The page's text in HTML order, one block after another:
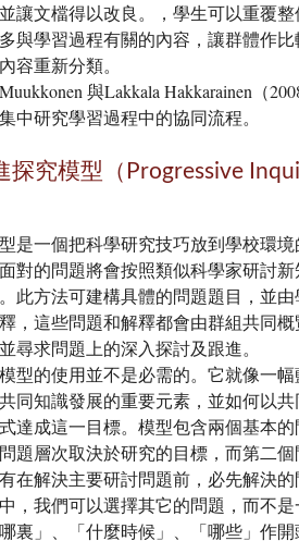
讓文檔得以改良。，學生可以重覆整
與學習過程有關的內容，讓群體作
容重新分類。
與Lakkala Hakkarainen（
中研究學習過程中的協同流程。
究模型（Progressive
是一個把科學研究技巧放到學校環
對的問題將會按照類似科學家研討
此方法可建構具體的問題題目，並
，這些問題和解釋都會由群組共同
尋求問題上的深入探討及跟進。
型的使用並不是必需的。它就像一
同知識發展的重要元素，並如何以
達成這一目標。模型包含兩個基本
題層次取決於研究的目標，而第二
在解決主要研討問題前，必先解決
，我們可以選擇其它的問題，而不
哪裏」、「什麼時候」、「哪些」作